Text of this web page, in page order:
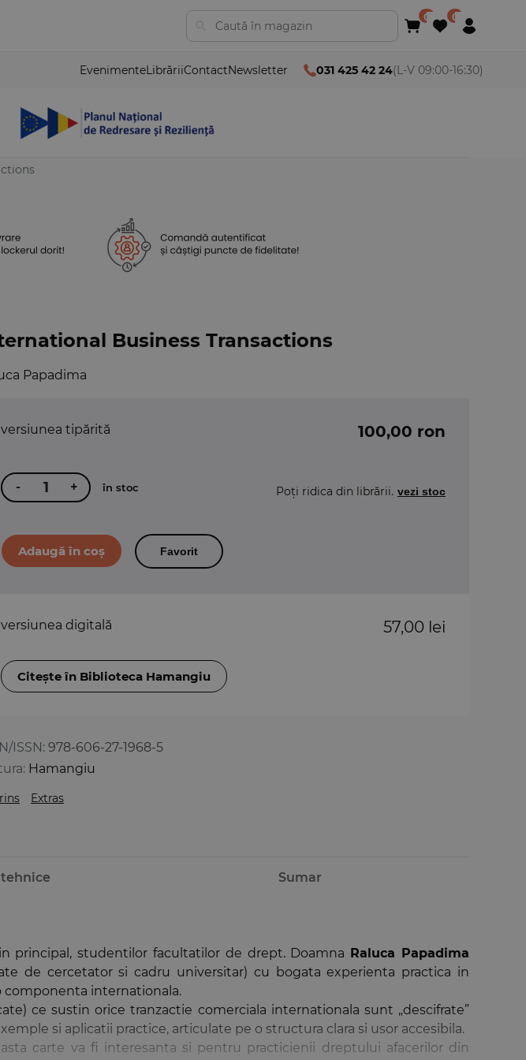
EvenimenteLibrăriiContactNewsletter 031 425 42 24(L-V 09:00-16:30)
Business Transactions
Papadima
ISSN: 978-606-27-1968-5
Hamangiu
Extras
versiunea tipărită 100,00 ron
- + în stoc Poți ridica din librării. vezi stoc
Favorit
versiunea digitală 57,00 lei
Citește în Biblioteca Hamangiu
Sumar
principal, studentilor facultatilor de drept. Doamna Raluca Papadima
de cercetator si cadru universitar) cu bogata experienta practica in
componenta internationala.
ce sustin orice tranzactie comerciala internationala sunt „descifrate”
si aplicatii practice, articulate pe o structura clara si usor accesibila.
carte va fi interesanta si pentru practicienii dreptului afacerilor din